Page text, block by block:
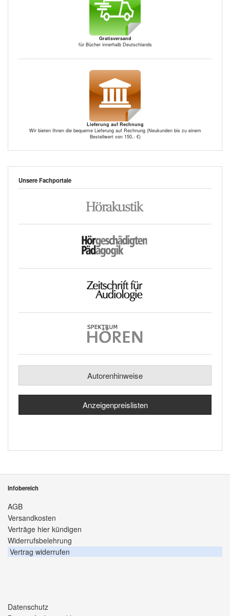
Gratisversand
für Bücher innerhalb Deutschlands
Lieferung auf Rechnung
Wir bieten Ihnen die bequeme Lieferung auf Rechnung (Neukunden bis zu einem
Bestellwert von 150,- €)
Unsere Fachportale
Autorenhinweise
Anzeigenpreislisten
Infobereich
AGB
Versandkosten
Verträge hier kündigen
Widerrufsbelehrung
Vertrag widerrufen
Datenschutz